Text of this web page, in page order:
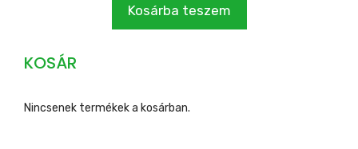
Kosárba teszem
KOSÁR
Nincsenek termékek a kosárban.